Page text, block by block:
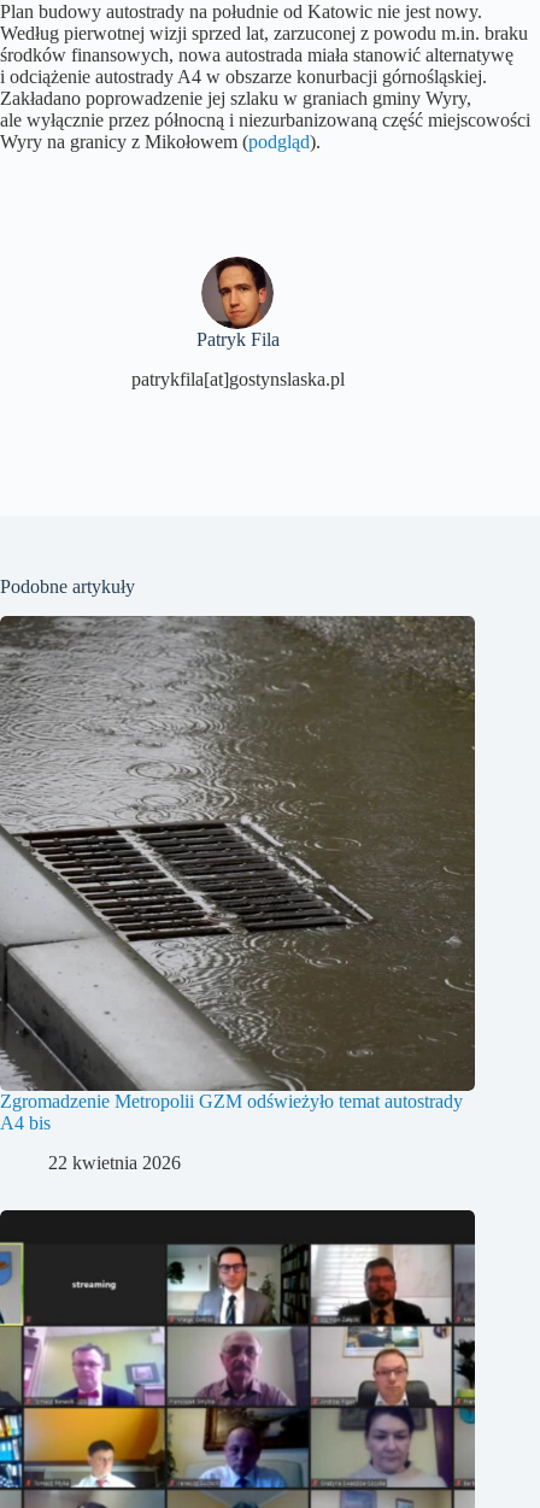
Plan budowy autostrady na południe od Katowic nie jest nowy.
Według pierwotnej wizji sprzed lat, zarzuconej z powodu m.in. braku
środków finansowych, nowa autostrada miała stanowić alternatywę
i odciążenie autostrady A4 w obszarze konurbacji górnośląskiej.
Zakładano poprowadzenie jej szlaku w graniach gminy Wyry,
ale wyłącznie przez północną i niezurbanizowaną część miejscowości
Wyry na granicy z Mikołowem (podgląd).
Patryk Fila
patrykfila[at]gostynslaska.pl
Podobne artykuły
Zgromadzenie Metropolii GZM odświeżyło temat autostrady
A4 bis
22 kwietnia 2026